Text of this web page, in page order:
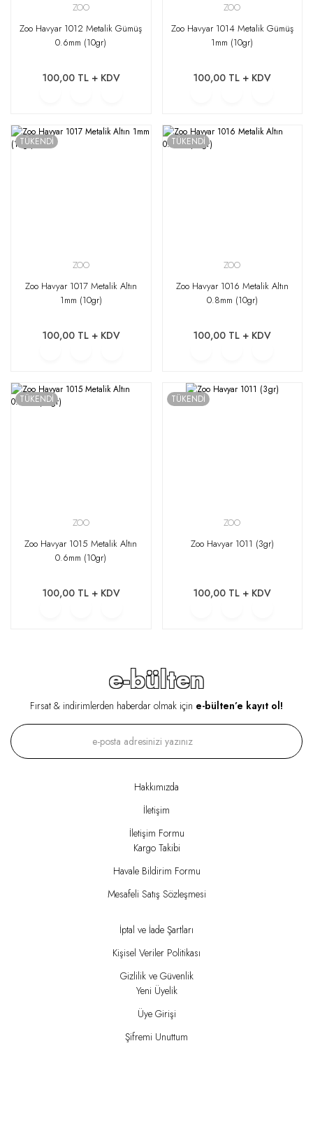
ZOO
Zoo Havyar 1012 Metalik Gümüş
0.6mm (10gr)
100,00 TL + KDV
ZOO
Zoo Havyar 1014 Metalik Gümüş
1mm (10gr)
100,00 TL + KDV
TÜKENDİ
ZOO
Zoo Havyar 1017 Metalik Altın
1mm (10gr)
100,00 TL + KDV
TÜKENDİ
ZOO
Zoo Havyar 1016 Metalik Altın
0.8mm (10gr)
100,00 TL + KDV
TÜKENDİ
ZOO
Zoo Havyar 1015 Metalik Altın
0.6mm (10gr)
100,00 TL + KDV
TÜKENDİ
ZOO
Zoo Havyar 1011 (3gr)
100,00 TL + KDV
e-bülten
Fırsat & indirimlerden haberdar olmak için e-bülten’e kayıt ol!
Hakkımızda
İletişim
İletişim Formu
Kargo Takibi
Havale Bildirim Formu
Mesafeli Satış Sözleşmesi
İptal ve İade Şartları
Kişisel Veriler Politikası
Gizlilik ve Güvenlik
Yeni Üyelik
Üye Girişi
Şifremi Unuttum